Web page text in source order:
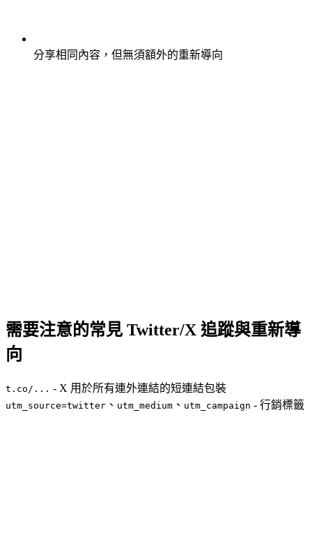
分享相同內容，但無須額外的重新導向
需要注意的常見 Twitter/X 追蹤與重新導
向
t.co/... - X 用於所有連外連結的短連結包裝
utm_source=twitter 、 utm_medium 、 utm_campaign - 行銷標籤